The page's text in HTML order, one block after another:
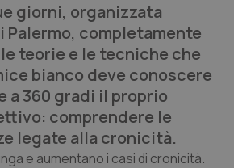
giorni, organizzata
Palermo, completamente
teorie e le tecniche che
bianco deve conoscere
a 360 gradi il proprio
comprendere le
legate alla cronicità.
e aumentano i casi di cronicità.